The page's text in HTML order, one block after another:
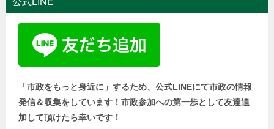
「市政をもっと身近に」するため、公式LINEにて市政の情報
発信＆収集をしています！市政参加への第一歩として友達追
加して頂けたら幸いです！